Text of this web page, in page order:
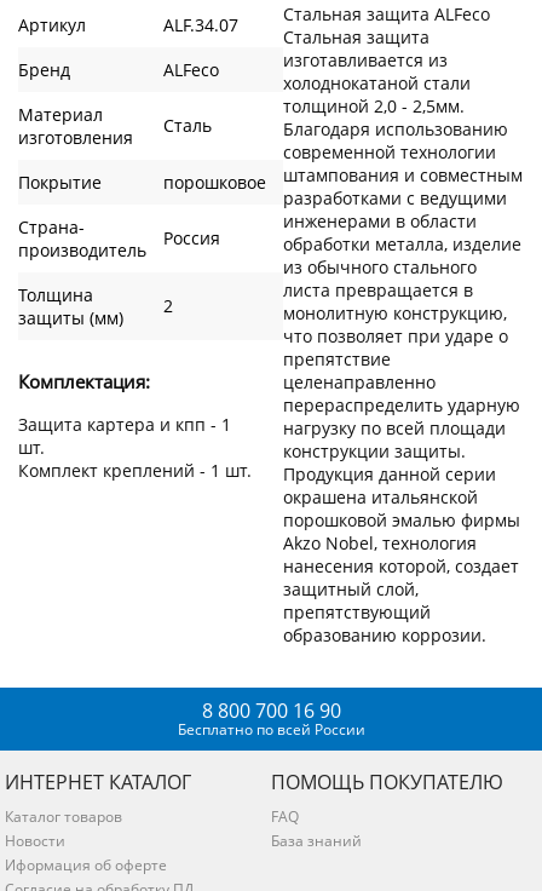
Артикул
ALF.34.07
Бренд
ALFeco
Материал
изготовления
Сталь
Покрытие
порошковое
Страна-
производитель
Россия
Толщина
защиты (мм)
2
Комплектация:
Защита картера и кпп - 1
шт.
Комплект креплений - 1 шт.
Стальная защита ALFeco
Стальная защита
изготавливается из
холоднокатаной стали
толщиной 2,0 - 2,5мм.
Благодаря использованию
современной технологии
штампования и совместным
разработками с ведущими
инженерами в области
обработки металла, изделие
из обычного стального
листа превращается в
монолитную конструкцию,
что позволяет при ударе о
препятствие
целенаправленно
перераспределить ударную
нагрузку по всей площади
конструкции защиты.
Продукция данной серии
окрашена итальянской
порошковой эмалью фирмы
Akzo Nobel, технология
нанесения которой, создает
защитный слой,
препятствующий
образованию коррозии.
8 800 700 16 90
Бесплатно по всей России
ИНТЕРНЕТ КАТАЛОГ
Каталог товаров
Новости
Иформация об оферте
ПОМОЩЬ ПОКУПАТЕЛЮ
FAQ
База знаний